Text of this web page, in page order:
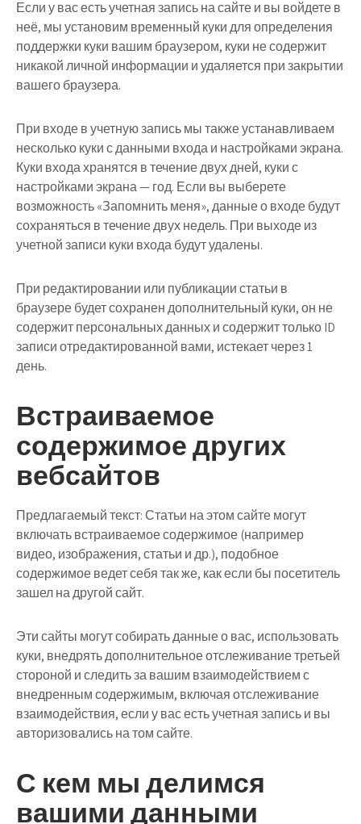
Если у вас есть учетная запись на сайте и вы войдете в
неё, мы установим временный куки для определения
поддержки куки вашим браузером, куки не содержит
никакой личной информации и удаляется при закрытии
вашего браузера.
При входе в учетную запись мы также устанавливаем
несколько куки с данными входа и настройками экрана.
Куки входа хранятся в течение двух дней, куки с
настройками экрана — год. Если вы выберете
возможность «Запомнить меня», данные о входе будут
сохраняться в течение двух недель. При выходе из
учетной записи куки входа будут удалены.
При редактировании или публикации статьи в
браузере будет сохранен дополнительный куки, он не
содержит персональных данных и содержит только ID
записи отредактированной вами, истекает через 1
день.
Встраиваемое
содержимое других
вебсайтов
Предлагаемый текст:Статьи на этом сайте могут
включать встраиваемое содержимое (например
видео, изображения, статьи и др.), подобное
содержимое ведет себя так же, как если бы посетитель
зашел на другой сайт.
Эти сайты могут собирать данные о вас, использовать
куки, внедрять дополнительное отслеживание третьей
стороной и следить за вашим взаимодействием с
внедренным содержимым, включая отслеживание
взаимодействия, если у вас есть учетная запись и вы
авторизовались на том сайте.
С кем мы делимся
вашими данными